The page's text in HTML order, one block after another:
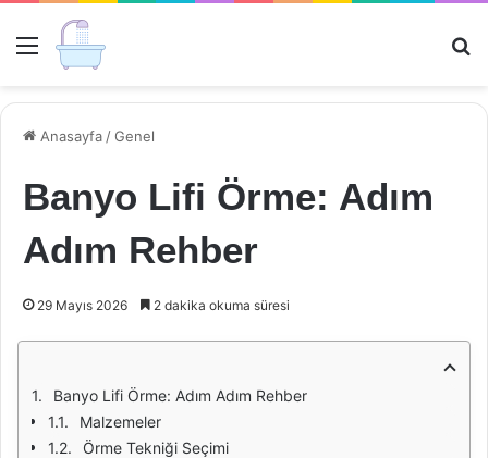
Menü
Anasayfa /Genel
Banyo Lifi Örme: Adım
Adım Rehber
29 Mayıs 2026 2 dakika okuma süresi
Banyo Lifi Örme: Adım Adım Rehber
Malzemeler
Örme Tekniği Seçimi